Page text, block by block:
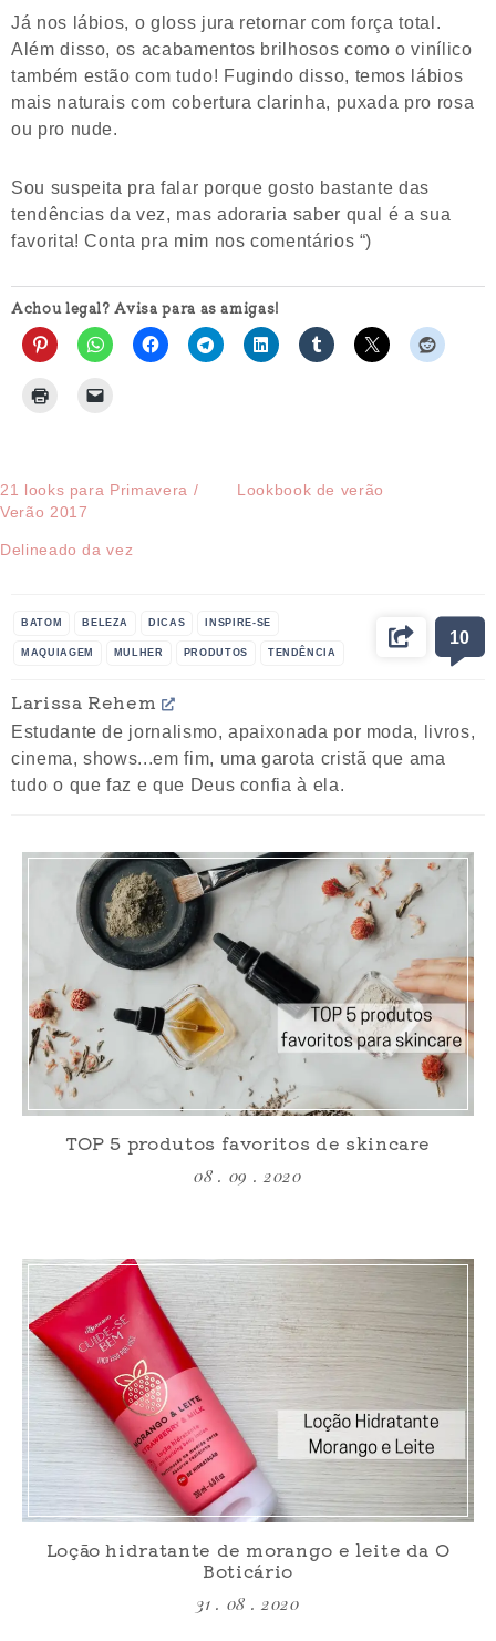
Já nos lábios, o gloss jura retornar com força total.
Além disso, os acabamentos brilhosos como o vinílico
também estão com tudo! Fugindo disso, temos lábios
mais naturais com cobertura clarinha, puxada pro rosa
ou pro nude.
Sou suspeita pra falar porque gosto bastante das
tendências da vez, mas adoraria saber qual é a sua
favorita! Conta pra mim nos comentários “)
Achou legal? Avisa para as amigas!
21 looks para Primavera /
Verão 2017
Lookbook de verão
Delineado da vez
BATOM BELEZA DICAS INSPIRE-SE
MAQUIAGEM MULHER PRODUTOS TENDÊNCIA
10
Larissa Rehem
Estudante de jornalismo, apaixonada por moda, livros,
cinema, shows...em fim, uma garota cristã que ama
tudo o que faz e que Deus confia à ela.
TOP 5 produtos favoritos de skincare
08 . 09 . 2020
Loção hidratante de morango e leite da O
Boticário
31 . 08 . 2020